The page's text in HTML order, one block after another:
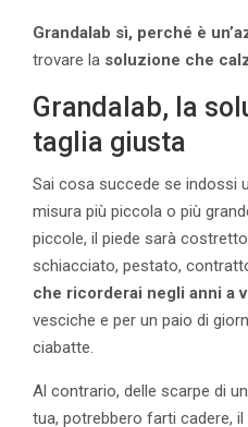
Grandalab sì, perché è
trovare la soluzione che
Grandalab, la
taglia giusta
Sai cosa succede se indossi
misura più piccola o più
piccole, il piede sarà
schiacciato, pestato,
che ricorderai negli anni a
vesciche e per un paio di
ciabatte.
Al contrario, delle scarpe di
tua, potrebbero farti cadere,